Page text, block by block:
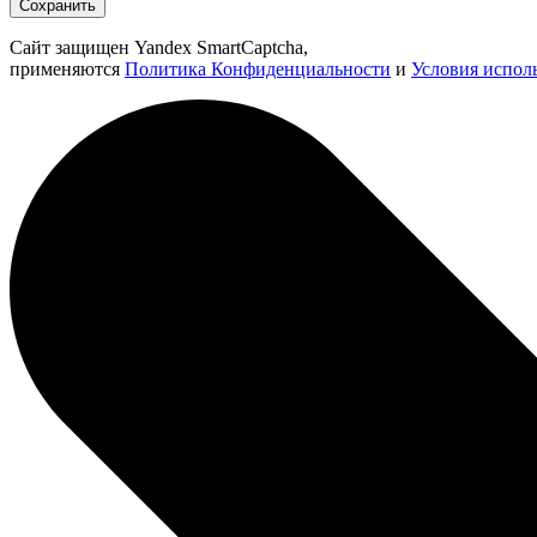
Сохранить
Сайт защищен Yandex SmartCaptcha,
применяются Политика Конфиденциальности и Условия